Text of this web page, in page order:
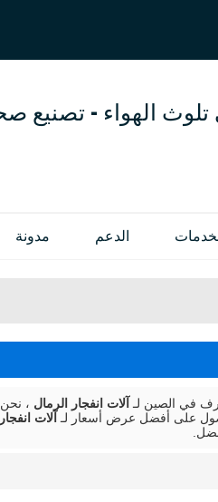
تلوث الهواء - تصنيع
الدعم مدونة
في الصين لـ آلات انفجار الرمال ،
على أفضل عرض أسعار لـ آلات